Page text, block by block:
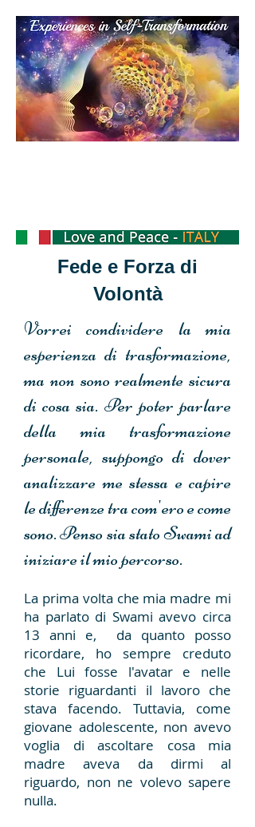
Fede e Forza di
Volontà
Vorrei condividere la mia
esperienza di trasformazione,
ma non sono realmente sicura
di cosa sia. Per poter parlare
della mia trasformazione
personale, suppongo di dover
analizzare me stessa e capire
le differenze tra com'ero e come
sono. Penso sia stato Swami ad
iniziare il mio percorso.
La prima volta che mia madre mi
ha parlato di Swami avevo circa
13 anni e, da quanto posso
ricordare, ho sempre creduto
che Lui fosse l'avatar e nelle
storie riguardanti il lavoro che
stava facendo. Tuttavia, come
giovane adolescente, non avevo
voglia di ascoltare cosa mia
madre aveva da dirmi al
riguardo, non ne volevo sapere
nulla.